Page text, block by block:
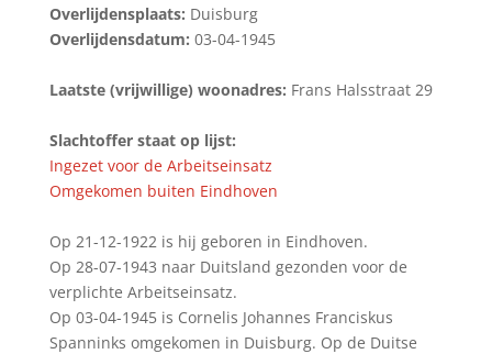
Overlijdensplaats: Duisburg
Overlijdensdatum: 03-04-1945
Laatste (vrijwillige) woonadres: Frans Halsstraat 29
Slachtoffer staat op lijst:
Ingezet voor de Arbeitseinsatz
Omgekomen buiten Eindhoven
Op 21-12-1922 is hij geboren in Eindhoven.
Op 28-07-1943 naar Duitsland gezonden voor de
verplichte Arbeitseinsatz.
Op 03-04-1945 is Cornelis Johannes Franciskus
Spanninks omgekomen in Duisburg. Op de Duitse